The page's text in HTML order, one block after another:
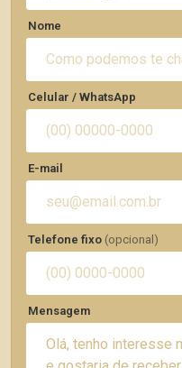
Nome
Celular / WhatsApp
E-mail
Telefone fixo (opcional)
Mensagem